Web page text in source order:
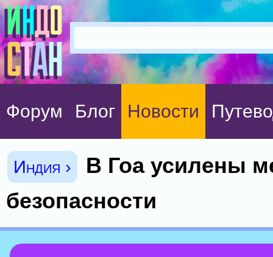
Форум Блог Новости
Индия ›
В Гоа усилены
безопасности